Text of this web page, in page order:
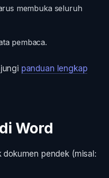
membuka seluruh
pembaca.
panduan lengkap
Word
pendek (misal: